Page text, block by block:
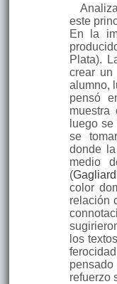
este
En la
Plata).
crear un
alumno,
pensó
luego
se
donde
medio
(
color
relación
los
refuerzo